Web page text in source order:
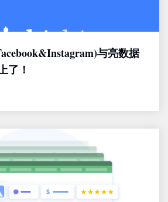
与亮数据
了！